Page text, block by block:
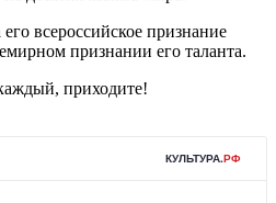
всероссийское признание
признании его таланта.
приходите!